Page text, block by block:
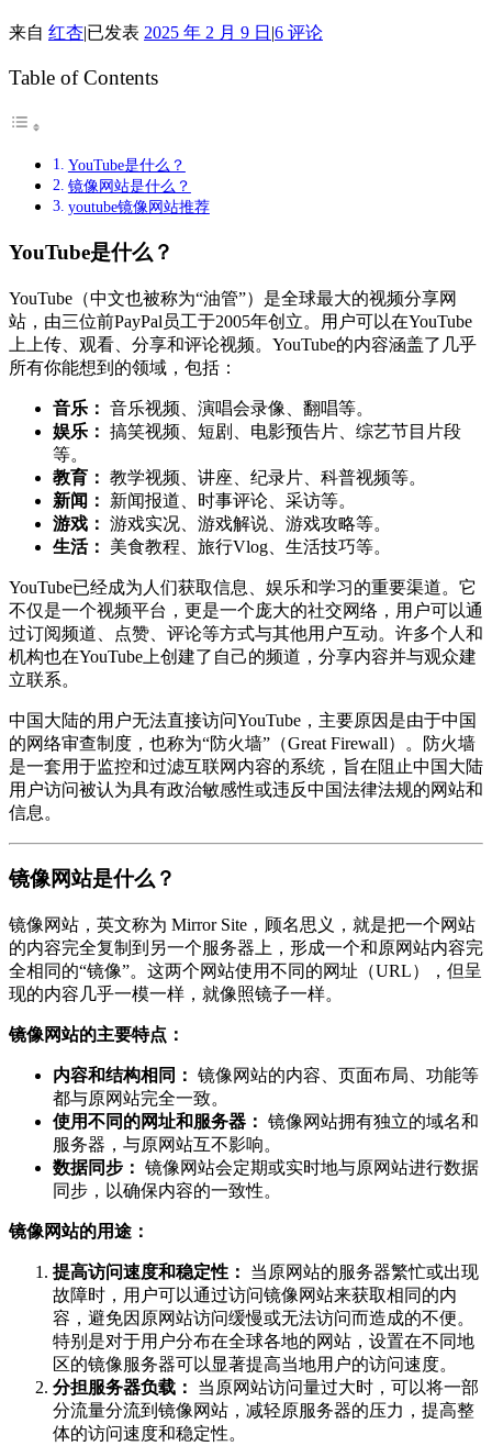
来自 红杏|已发表 2025 年 2 月 9 日 |6 评论
Table of Contents
YouTube是什么？
镜像网站是什么？
youtube镜像网站推荐
YouTube是什么？
YouTube（中文也被称为“油管”）是全球最大的视频分享网
站，由三位前PayPal员工于2005年创立。用户可以在YouTube
上上传、观看、分享和评论视频。YouTube的内容涵盖了几乎
所有你能想到的领域，包括：
音乐： 音乐视频、演唱会录像、翻唱等。
娱乐： 搞笑视频、短剧、电影预告片、综艺节目片段
等。
教育： 教学视频、讲座、纪录片、科普视频等。
新闻：
新闻报道、时事评论、采访等。
游戏： 游戏实况、游戏解说、游戏攻略等。
生活：
美食教程、旅行Vlog、生活技巧等。
YouTube已经成为人们获取信息、娱乐和学习的重要渠道。它
不仅是一个视频平台，更是一个庞大的社交网络，用户可以通
过订阅频道、点赞、评论等方式与其他用户互动。许多个人和
机构也在YouTube上创建了自己的频道，分享内容并与观众建
立联系。
中国大陆的用户无法直接访问YouTube，主要原因是由于中国
的网络审查制度，也称为“防火墙”（Great Firewall）。防火墙
是一套用于监控和过滤互联网内容的系统，旨在阻止中国大陆
用户访问被认为具有政治敏感性或违反中国法律法规的网站和
信息。
镜像网站是什么？
镜像网站，英文称为 Mirror Site，顾名思义，就是把一个网站
的内容完全复制到另一个服务器上，形成一个和原网站内容完
全相同的“镜像”。这两个网站使用不同的网址（URL），但呈
现的内容几乎一模一样，就像照镜子一样。
镜像网站的主要特点：
内容和结构相同： 镜像网站的内容、页面布局、功能等
都与原网站完全一致。
使用不同的网址和服务器： 镜像网站拥有独立的域名和
服务器，与原网站互不影响。
数据同步： 镜像网站会定期或实时地与原网站进行数据
同步，以确保内容的一致性。
镜像网站的用途：
提高访问速度和稳定性：
当原网站的服务器繁忙或出现
故障时，用户可以通过访问镜像网站来获取相同的内
容，避免因原网站访问缓慢或无法访问而造成的不便。
特别是对于用户分布在全球各地的网站，设置在不同地
区的镜像服务器可以显著提高当地用户的访问速度。
分担服务器负载：
当原网站访问量过大时，可以将一部
分流量分流到镜像网站，减轻原服务器的压力，提高整
体的访问速度和稳定性。